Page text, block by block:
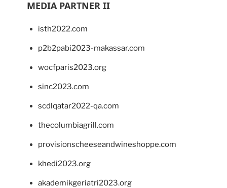
MEDIA PARTNER II
isth2022.com
p2b2pabi2023-makassar.com
wocfparis2023.org
sinc2023.com
scdlqatar2022-qa.com
thecolumbiagrill.com
provisionscheeseandwineshoppe.com
khedi2023.org
akademikgeriatri2023.org